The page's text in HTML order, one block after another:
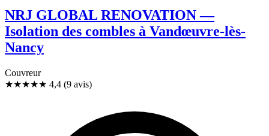
NRJ GLOBAL RENOVATION —
Isolation des combles à Vandœuvre-lès-
Nancy
Couvreur
★★★★★ 4,4 (9 avis)